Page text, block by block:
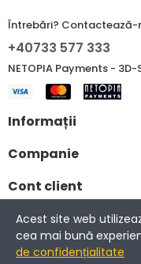
Întrebări? Contactează-
+40733 577 333
NETOPIA Payments - 3D-
Informații
Companie
Cont client
Copyright ©
Acest site web
cea mai bună
de confidențialitate